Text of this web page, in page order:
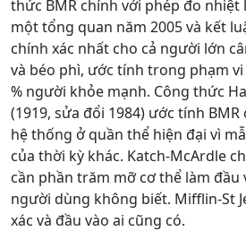
thức BMR chính với phép đo
một tổng quan năm 2005 và kết
chính xác nhất cho cả người lớn
và béo phì, ước tính trong phạm vi
% người khỏe mạnh. Công thức
(1919, sửa đổi 1984) ước tính BMR
hệ thống ở quần thể hiện đại vì
của thời kỳ khác. Katch-McArdle
cần phần trăm mỡ cơ thể làm
người dùng không biết. Mifflin-St
xác và đầu vào ai cũng có.